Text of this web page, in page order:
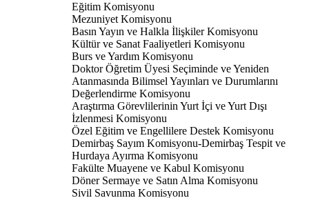
Eğitim Komisyonu
Mezuniyet Komisyonu
Basın Yayın ve Halkla İlişkiler Komisyonu
Kültür ve Sanat Faaliyetleri Komisyonu
Burs ve Yardım Komisyonu
Doktor Öğretim Üyesi Seçiminde ve Yeniden
Atanmasında Bilimsel Yayınları ve Durumlarını
Değerlendirme Komisyonu
Araştırma Görevlilerinin Yurt İçi ve Yurt Dışı
İzlenmesi Komisyonu
Özel Eğitim ve Engellilere Destek Komisyonu
Demirbaş Sayım Komisyonu-Demirbaş Tespit ve
Hurdaya Ayırma Komisyonu
Fakülte Muayene ve Kabul Komisyonu
Döner Sermaye ve Satın Alma Komisyonu
Sivil Savunma Komisyonu